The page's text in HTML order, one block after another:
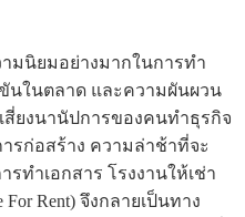
ามนิยมอย่างมากในการทำ
นในตลาด และความผันผวน
สี่ยงนานัปการของคนทำธุรกิจ
รก่อสร้าง ความล่าช้าที่จะ
ทำเอกสาร โรงงานให้เช่า
Rent) จึงกลายเป็นทาง